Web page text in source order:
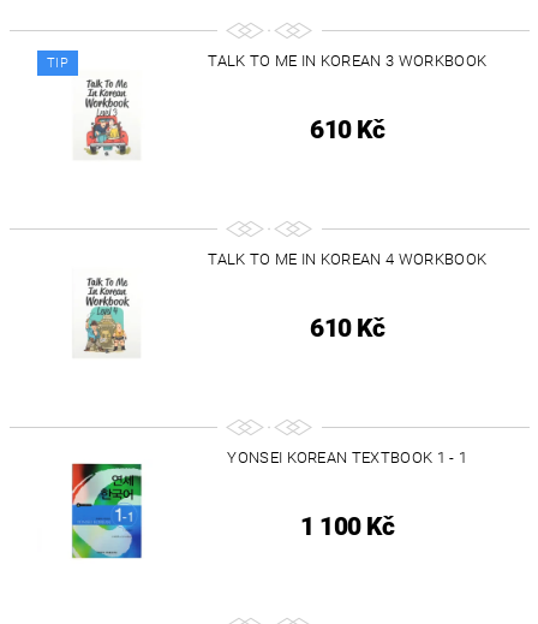
TIP TALK TO ME IN KOREAN 3 WORKBOOK
610 Kč
TALK TO ME IN KOREAN 4 WORKBOOK
610 Kč
YONSEI KOREAN TEXTBOOK 1 - 1
1 100 Kč